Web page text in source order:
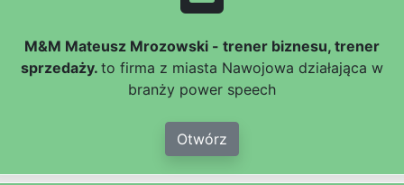
M&M Mateusz Mrozowski - trener biznesu, trener
sprzedaży. to firma z miasta Nawojowa działająca w
branży power speech
Otwórz